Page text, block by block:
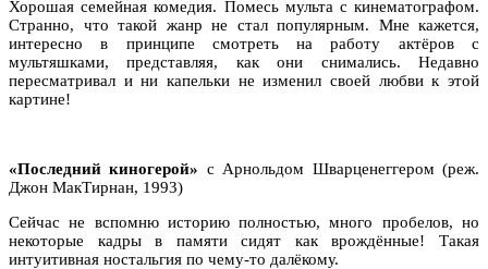
Хорошая семейная комедия. Помесь мульта с кинематографом.
Странно, что такой жанр не стал популярным. Мне кажется,
интересно в принципе смотреть на работу актёров с
мультяшками, представляя, как они снимались. Недавно
пересматривал и ни капельки не изменил своей любви к этой
картине!
«Последний киногерой» с Арнольдом Шварценеггером (реж.
Джон МакТирнан, 1993)
Сейчас не вспомню историю полностью, много пробелов, но
некоторые кадры в памяти сидят как врождённые! Такая
интуитивная ностальгия по чему-то далёкому.